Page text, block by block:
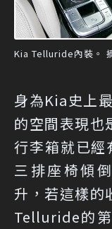
Kia Telluride內裝。
身為Kia史上
的空間表現也
行李箱就已經
三排座椅傾
升，若這樣的
Telluride的